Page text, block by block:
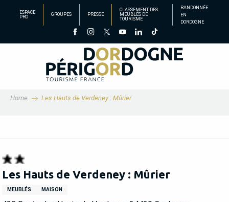
principal
ESPACE
PRO
GROUPES PRESSE
CLASSEMENT DES
MEUBLÉS DE
TOURISME
RANDONNÉE
EN
DORDOGNE
Home Les Hauts de Verdeney : Mûrier
Les Hauts de Verdeney : Mûrier
MEUBLÉS MAISON